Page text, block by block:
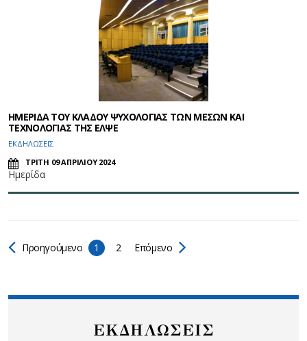
ΗΜΕΡΙΔΑ ΤΟΥ ΚΛΑΔΟΥ ΨΥΧΟΛΟΓΙΑΣ ΤΩΝ ΜΕΣΩΝ ΚΑΙ
ΤΕΧΝΟΛΟΓΙΑΣ ΤΗΣ ΕΛΨΕ
ΕΚΔΗΛΩΣΕΙΣ
ΤΡΙΤΗ 09 ΑΠΡΙΛΙΟΥ 2024
Ημερίδα
Προηγούμενο 1 2 Επόμενο
ΕΚΔΗΛΩΣΕΙΣ